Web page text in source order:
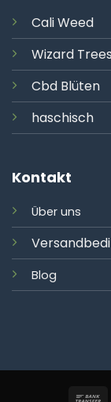
CaliWeed
Wizard Trees
Cbd Blüten
haschisch
Kontakt
Über uns
Blog